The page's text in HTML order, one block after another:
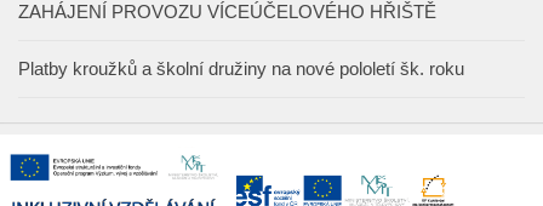
ZAHÁJENÍ PROVOZU VÍCEÚČELOVÉHO HŘIŠTĚ
Platby kroužků a školní družiny na nové pololetí šk. roku